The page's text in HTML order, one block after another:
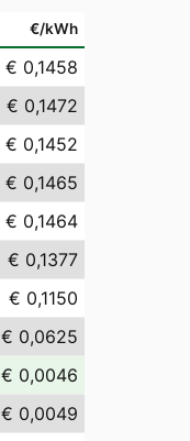
€/kWh
€ 0,1458
€ 0,1472
€ 0,1452
€ 0,1465
€ 0,1464
€ 0,1377
€ 0,1150
€ 0,0625
€ 0,0046
€ 0,0049